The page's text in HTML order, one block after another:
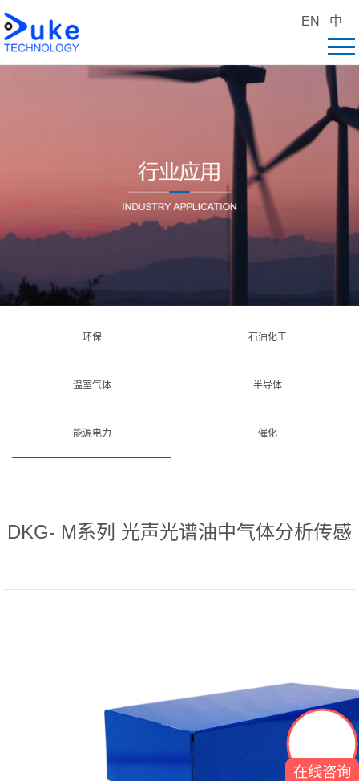
EN 中
环保 石油化工
温室气体 半导体
能源电力 催化
DKG- M系列 光声光谱油中气体分析传感
在线咨询